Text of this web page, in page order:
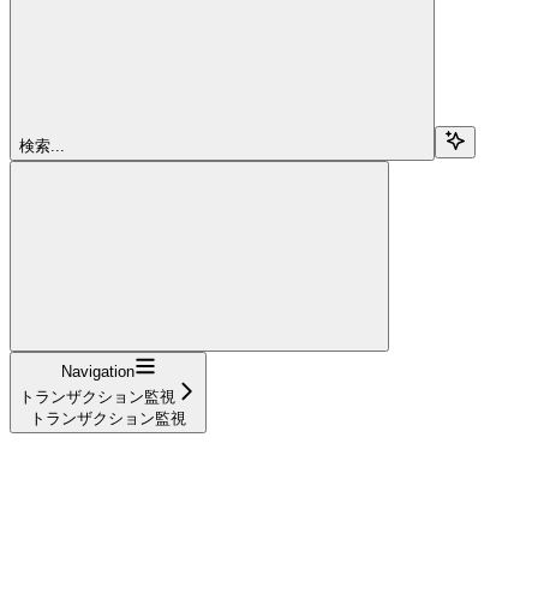
検索...
Navigation
トランザクション監視
トランザクション監視